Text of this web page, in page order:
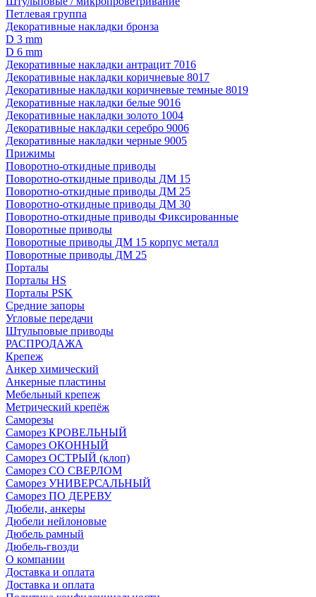
Петлевая группа
Декоративные накладки бронза
D 3 mm
D 6 mm
Декоративные накладки антрацит 7016
Декоративные накладки коричневые 8017
Декоративные накладки коричневые темные 8019
Декоративные накладки белые 9016
Декоративные накладки золото 1004
Декоративные накладки серебро 9006
Декоративные накладки черные 9005
Прижимы
Поворотно-откидные приводы
Поворотно-откидные приводы ДМ 15
Поворотно-откидные приводы ДМ 25
Поворотно-откидные приводы ДМ 30
Поворотно-откидные приводы Фиксированные
Поворотные приводы
Поворотные приводы ДМ 15 корпус металл
Поворотные приводы ДМ 25
Порталы
Порталы HS
Порталы PSK
Средние запоры
Угловые передачи
Штульповые приводы
РАСПРОДАЖА
Крепеж
Анкер химический
Анкерные пластины
Мебельный крепеж
Метрический крепёж
Саморезы
Саморез КРОВЕЛЬНЫЙ
Саморез ОКОННЫЙ
Саморез ОСТРЫЙ (клоп)
Саморез СО СВЕРЛОМ
Саморез УНИВЕРСАЛЬНЫЙ
Саморез ПО ДЕРЕВУ
Дюбели, анкеры
Дюбели нейлоновые
Дюбель рамный
Дюбель-гвозди
О компании
Доставка и оплата
Доставка и оплата